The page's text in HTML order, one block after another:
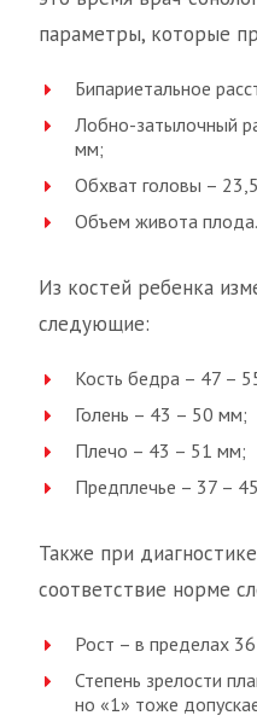
параметры, которые
Бипариетальное
Лобно-затылочный
мм;
Обхват головы –
Объем живота
Из костей ребенка
следующие:
Кость бедра – 47 –
Голень – 43 – 50 мм;
Плечо – 43 – 51 мм;
Предплечье – 37 –
Также при
соответствие норме
Рост – в пределах
Степень зрелости
но «1» тоже